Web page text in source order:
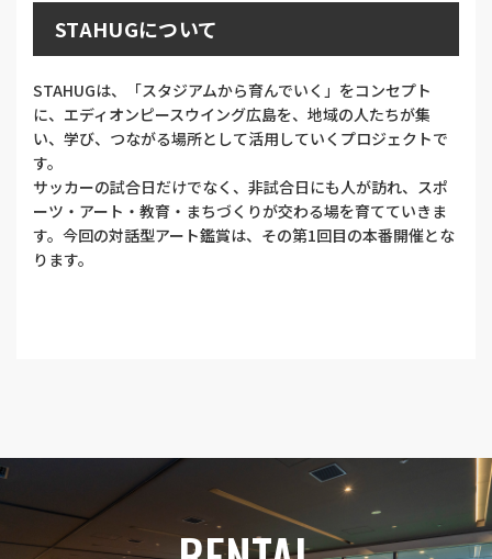
STAHUGについて
STAHUGは、「スタジアムから育んでいく」をコンセプト
に、エディオンピースウイング広島を、地域の人たちが集
い、学び、つながる場所として活用していくプロジェクトで
す。
サッカーの試合日だけでなく、非試合日にも人が訪れ、スポ
ーツ・アート・教育・まちづくりが交わる場を育てていきま
す。今回の対話型アート鑑賞は、その第1回目の本番開催とな
ります。